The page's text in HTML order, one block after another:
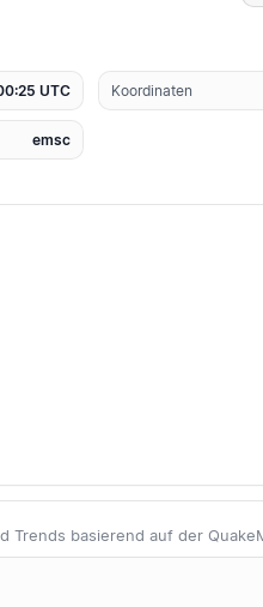
UTC Koordinaten
emsc
Trends basierend auf der